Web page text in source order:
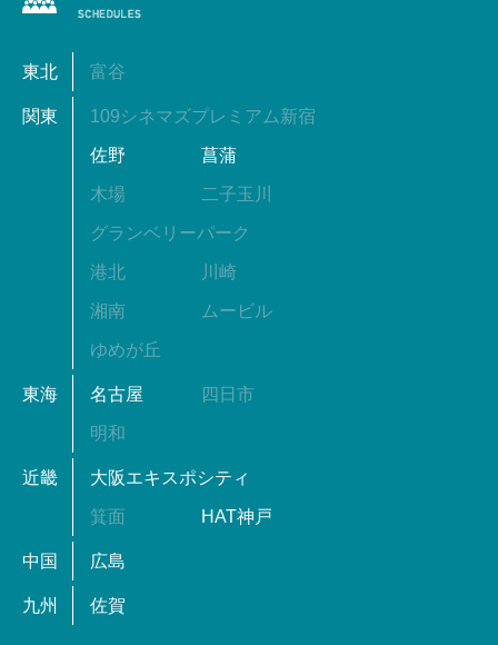
東北 富谷
関東 109シネマズプレミアム新宿
佐野 菖蒲
木場 二子玉川
グランベリーパーク
港北 川崎
湘南 ムービル
ゆめが丘
東海 名古屋 四日市
明和
近畿 大阪エキスポシティ
箕面 HAT神戸
中国 広島
九州 佐賀